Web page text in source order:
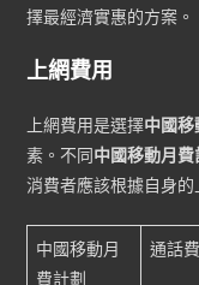
擇最經濟實惠的方案。
上網費用
上網費用是選擇中國移
素。不同中國移動月費
消費者應該根據自身的
中國移動月
費計劃
通話